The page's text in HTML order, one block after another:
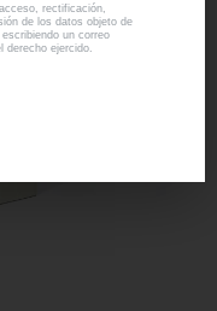
rectificación,
de los datos objeto de
un correo
derecho ejercido.